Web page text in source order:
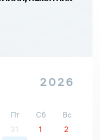
2026
Пт Сб
Вс
31 1
2